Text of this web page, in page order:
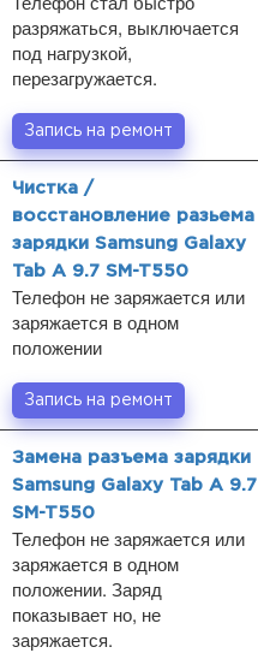
разряжаться, выключается
под нагрузкой,
перезагружается.
Запись на ремонт
Чистка /
восстановление разьема
зарядки Samsung Galaxy
Tab A 9.7 SM-T550
Телефон не заряжается или
заряжается в одном
положении
Запись на ремонт
Замена разъема зарядки
Samsung Galaxy Tab A 9.7
SM-T550
Телефон не заряжается или
заряжается в одном
положении. Заряд
показывает но, не
заряжается.